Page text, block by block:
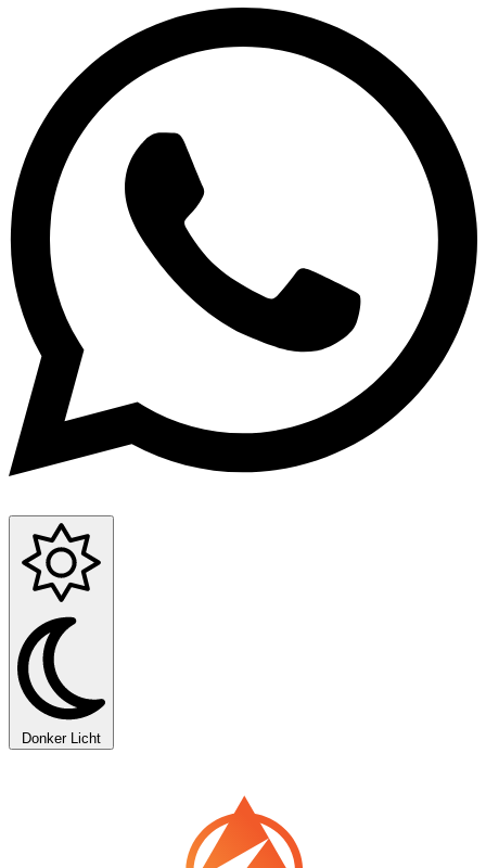
Donker Licht